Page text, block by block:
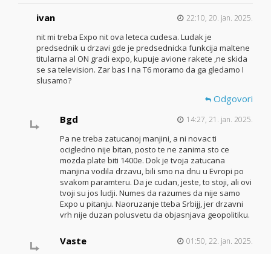
ivan 22:10, 20. jan. 2025.
nit mi treba Expo nit ova leteca cudesa. Ludak je
predsednik u drzavi gde je predsednicka funkcija maltene
titularna al ON gradi expo, kupuje avione rakete ,ne skida
se sa television. Zar bas I na T6 moramo da ga gledamo I
slusamo?
Odgovori
Bgd
14:27, 21. jan. 2025.
Pa ne treba zatucanoj manjini, a ni novac ti
ocigledno nije bitan, posto te ne zanima sto ce
mozda plate biti 1400e. Dok je tvoja zatucana
manjina vodila drzavu, bili smo na dnu u Evropi po
svakom paramteru. Da je cudan, jeste, to stoji, ali ovi
tvoji su jos ludji. Numes da razumes da nije samo
Expo u pitanju. Naoruzanje tteba Srbijj, jer drzavni
vrh nije duzan polusvetu da objasnjava geopolitiku.
Vaste 01:50, 22. jan. 2025.